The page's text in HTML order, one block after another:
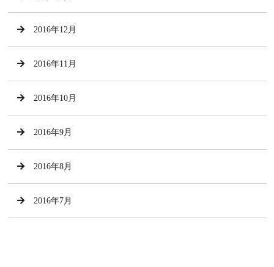
2016年12月
2016年11月
2016年10月
2016年9月
2016年8月
2016年7月